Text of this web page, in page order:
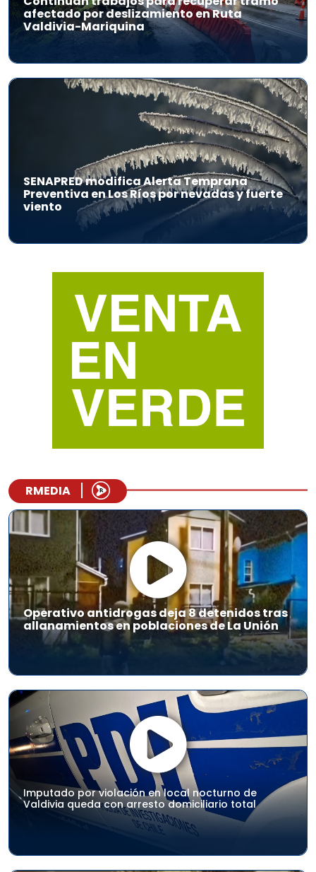
afectado por deslizamiento en Ruta
Valdivia-Mariquina
SENAPRED modifica Alerta Temprana
Preventiva en Los Ríos por nevadas y fuerte
viento
RMEDIA
Operativo antidrogas deja 8 detenidos tras
allanamientos en poblaciones de La Unión
Imputado por violación en local nocturno de
Valdivia queda con arresto domiciliario total